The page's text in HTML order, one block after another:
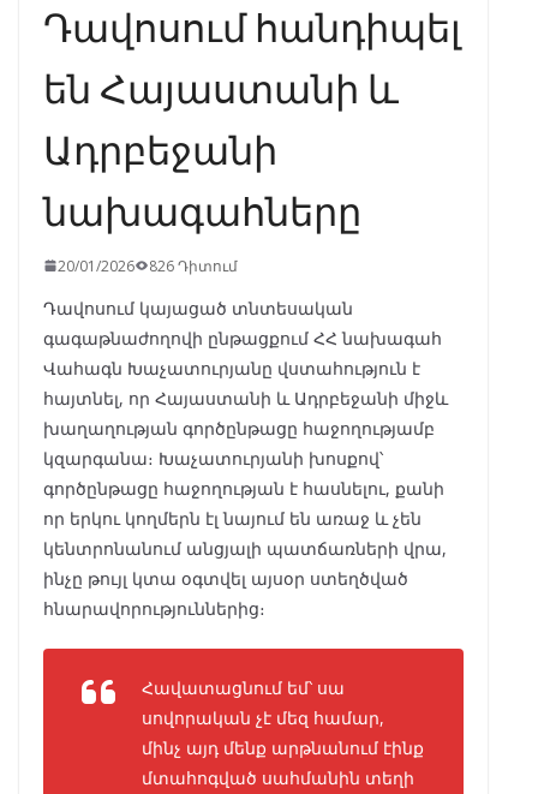
Դավոսում հանդիպել
են Հայաստանի և
Ադրբեջանի
նախագահները
20/01/2026 826 Դիտում
Դավոսում կայացած տնտեսական
գագաթնաժողովի ընթացքում ՀՀ նախագահ
Վահագն Խաչատուրյանը վստահություն է
հայտնել, որ Հայաստանի և Ադրբեջանի միջև
խաղաղության գործընթացը հաջողությամբ
կզարգանա։ Խաչատուրյանի խոսքով՝
գործընթացը հաջողության է հասնելու, քանի
որ երկու կողմերն էլ նայում են առաջ և չեն
կենտրոնանում անցյալի պատճառների վրա,
ինչը թույլ կտա օգտվել այսօր ստեղծված
հնարավորություններից։
Հավատացնում եմ՝ սա
սովորական չէ մեզ համար,
մինչ այդ մենք արթնանում էինք
մտահոգված սահմանին տեղի